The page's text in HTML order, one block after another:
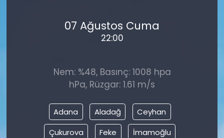
07 Ağustos Cuma
22:00
Nem: %48, Basınç: 1008 hpa
hPa, Rüzgar: 1.61 m/s
Adana Aladağ
Ceyhan
Çukurova
Feke
İmamoğlu